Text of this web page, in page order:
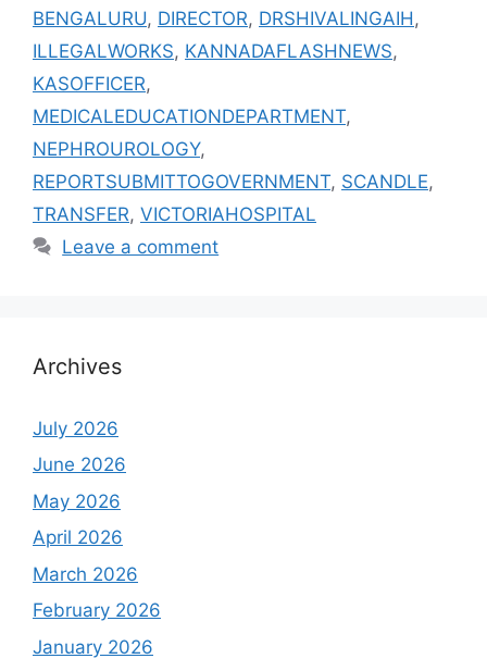
BENGALURU, DIRECTOR, DRSHIVALINGAIH ,
ILLEGALWORKS, KANNADAFLASHNEWS,
KASOFFICER,
MEDICALEDUCATIONDEPARTMENT,
NEPHROUROLOGY,
REPORTSUBMITTOGOVERNMENT, SCANDLE,
TRANSFER, VICTORIAHOSPITAL
Leave a comment
Archives
July 2026
June 2026
May 2026
April 2026
March 2026
February 2026
January 2026